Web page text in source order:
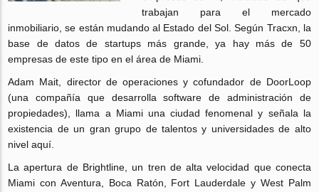
trabajan para el mercado
inmobiliario, se están mudando al Estado del Sol. Según Tracxn, la
base de datos de startups más grande, ya hay más de 50
empresas de este tipo en el área de Miami.
Adam Mait, director de operaciones y cofundador de DoorLoop
(una compañía que desarrolla software de administración de
propiedades), llama a Miami una ciudad fenomenal y señala la
existencia de un gran grupo de talentos y universidades de alto
nivel aquí.
La apertura de Brightline, un tren de alta velocidad que conecta
Miami con Aventura, Boca Ratón, Fort Lauderdale y West Palm